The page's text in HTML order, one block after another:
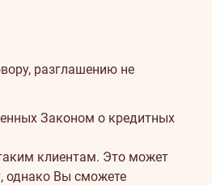
разглашению не
Законом о кредитных
клиентам. Это может
однако Вы сможете